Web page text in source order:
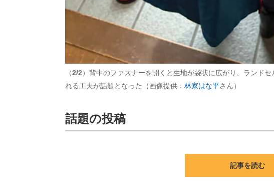
（2/2）背中のファスナーを開くと生地が袋状に広がり、ランド
れる工夫が話題となった（画像提供： 林家はな平さん）
話題の投稿
記事を読む